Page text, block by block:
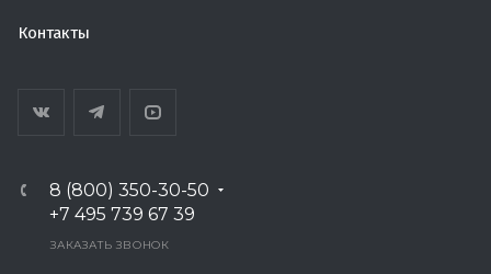
Контакты
8 (800) 350-30-50
+7 495 739 67 39
ЗАКАЗАТЬ ЗВОНОК